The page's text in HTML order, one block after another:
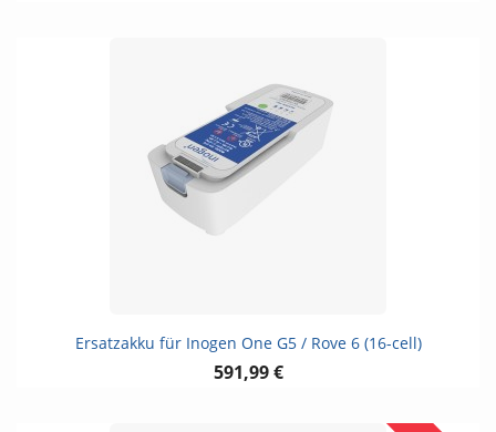
Ersatzakku für Inogen One G5 / Rove 6 (16-cell)
591,99 €